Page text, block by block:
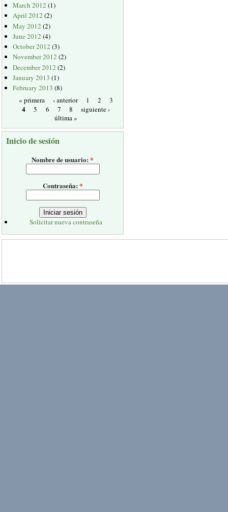
March 2012 (1)
April 2012 (2)
May 2012 (2)
June 2012 (4)
October 2012 (3)
November 2012 (2)
December 2012 (2)
January 2013 (1)
February 2013 (8)
« primera
‹ anterior 1 2 3
4 5 6 7 8
siguiente ›
última »
Inicio de sesión
Nombre de usuario:*
Contraseña:*
Solicitar nueva contraseña